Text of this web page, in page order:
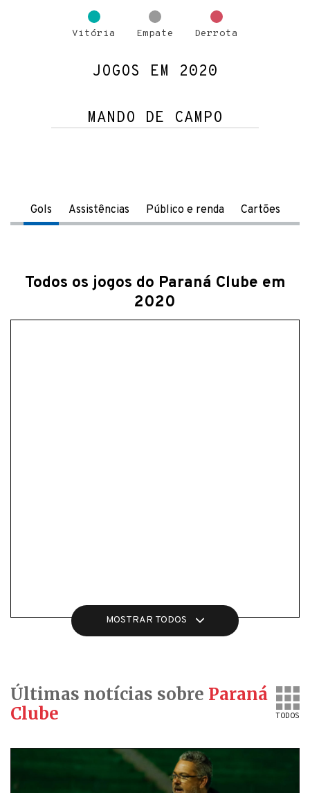
Vitória Empate Derrota
JOGOS EM 2020
MANDO DE CAMPO
Gols Assistências Público e renda Cartões
Todos os jogos do Paraná Clube em
2020
MOSTRAR TODOS
Últimas notícias sobre Paraná
Clube
TODOS